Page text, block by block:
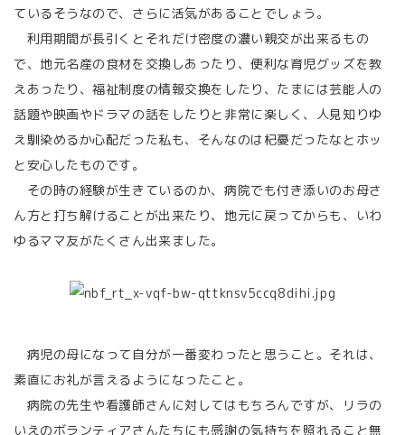
ているそうなので、さらに活気があることでしょう。
利用期間が長引くとそれだけ密度の濃い親交が出来るもの
で、地元名産の食材を交換しあったり、便利な育児グッズを教
えあったり、福祉制度の情報交換をしたり、たまには芸能人の
話題や映画やドラマの話をしたりと非常に楽しく、人見知りゆ
え馴染めるか心配だった私も、そんなのは杞憂だったなとホッ
と安心したものです。
その時の経験が生きているのか、病院でも付き添いのお母さ
ん方と打ち解けることが出来たり、地元に戻ってからも、いわ
ゆるママ友がたくさん出来ました。
病児の母になって自分が一番変わったと思うこと。それは、
素直にお礼が言えるようになったこと。
病院の先生や看護師さんに対してはもちろんですが、リラの
いえのボランティアさんたちにも感謝の気持ちを照れること無